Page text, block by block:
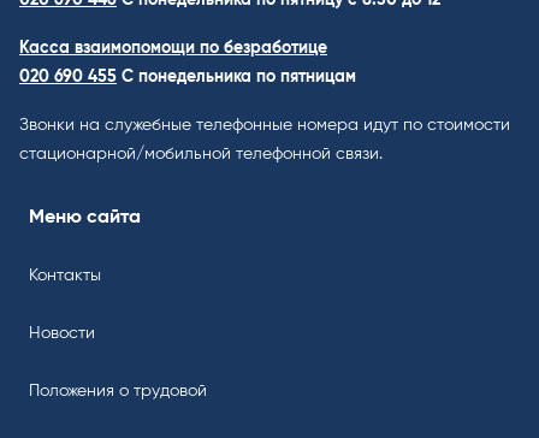
Касса взаимопомощи по безработице
020 690 455 С понедельника по пятницам
Звонки на служебные телефонные номера идут по стоимости
стационарной/мобильной телефонной связи.
Меню сайта
Контакты
Новости
Положения о трудовой